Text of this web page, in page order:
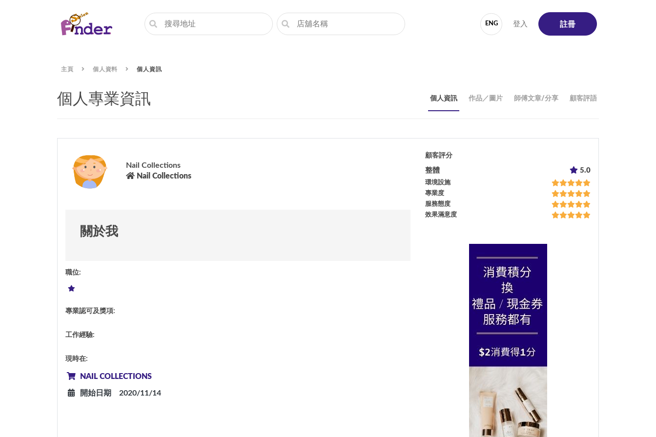
ENG 登入 註冊
主頁 個人資料 個人資訊
個人專業資訊 個人資訊 作品／圖片 師傅文章/分享 顧客評語
Nail Collections
Nail Collections
關於我
職位:
專業認可及獎項:
工作經驗:
現時在:
NAIL COLLECTIONS
開始日期 2020/11/14
顧客評分
整體 5.0
環境設施
專業度
服務態度
效果滿意度